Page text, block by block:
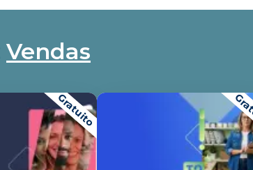
Vendas
Gratuito